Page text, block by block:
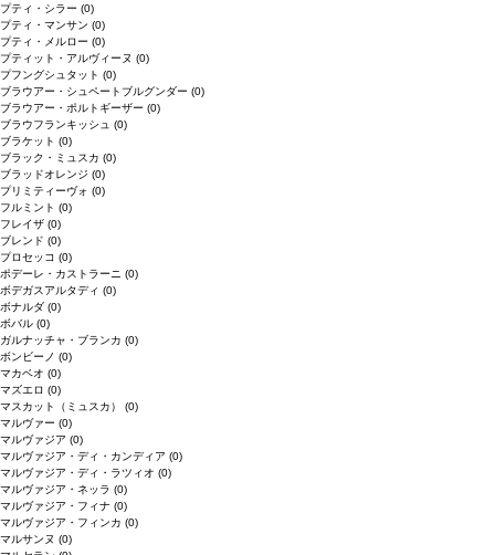
プティ・シラー (0)
プティ・マンサン (0)
プティ・メルロー (0)
プティット・アルヴィーヌ (0)
プフングシュタット (0)
ブラウアー・シュペートブルグンダー (0)
ブラウアー・ポルトギーザー (0)
ブラウフランキッシュ (0)
ブラケット (0)
ブラック・ミュスカ (0)
ブラッドオレンジ (0)
プリミティーヴォ (0)
フルミント (0)
フレイザ (0)
ブレンド (0)
プロセッコ (0)
ポデーレ・カストラーニ (0)
ボデガスアルタディ (0)
ボナルダ (0)
ボバル (0)
ガルナッチャ・ブランカ (0)
ボンビーノ (0)
マカベオ (0)
マズエロ (0)
マスカット（ミュスカ） (0)
マルヴァー (0)
マルヴァジア (0)
マルヴァジア・ディ・カンディア (0)
マルヴァジア・ディ・ラツィオ (0)
マルヴァジア・ネッラ (0)
マルヴァジア・フィナ (0)
マルヴァジア・フィンカ (0)
マルサンヌ (0)